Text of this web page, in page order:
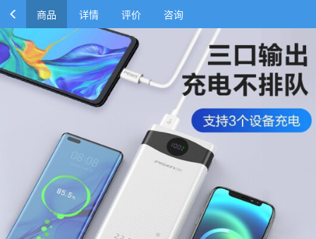
商品 详情 评价 咨询